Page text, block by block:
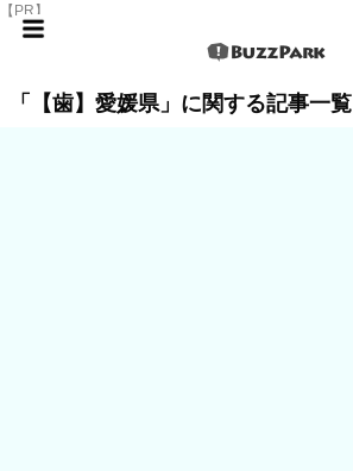
【PR】
「【歯】愛媛県」に関する記事一覧